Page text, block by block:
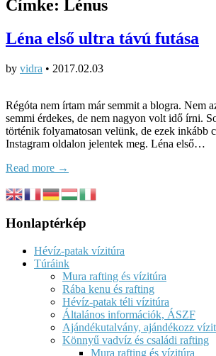
Címke: Lénus
Léna első ultra távú futása
by vidra • 2017.02.03
Régóta nem írtam már semmit a blogra. Nem
semmi érdekes, de nem nagyon volt idő írni.
történik folyamatosan velünk, de ezek inkább
Instagram oldalon jelentek meg. Léna első…
Read more →
Honlaptérkép
Hévíz-patak vízitúra
Túráink
Mura rafting és vízitúra
Rába kenu és rafting
Hévíz-patak téli vízitúra
Általános információk, ÁSZF
Ajándékutalvány, ajándékozz
Könnyű vadvíz és családi rafting
Mura rafting és vízitúra